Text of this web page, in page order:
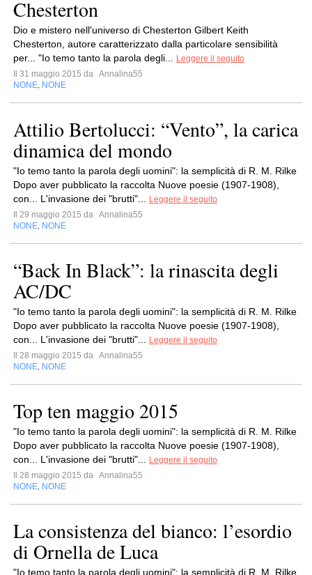
Chesterton
Dio e mistero nell'universo di Chesterton Gilbert Keith
Chesterton, autore caratterizzato dalla particolare sensibilità
per... "Io temo tanto la parola degli...
Leggere il seguito
Il 31 maggio 2015 da Annalina55
NONE NONE
Attilio Bertolucci: “Vento”, la carica
dinamica del mondo
"Io temo tanto la parola degli uomini": la semplicità di R. M. Rilke
Dopo aver pubblicato la raccolta Nuove poesie (1907-1908),
con... L'invasione dei "brutti"...
Leggere il seguito
Il 29 maggio 2015 da Annalina55
NONE NONE
“Back In Black”: la rinascita degli
AC/DC
"Io temo tanto la parola degli uomini": la semplicità di R. M. Rilke
Dopo aver pubblicato la raccolta Nuove poesie (1907-1908),
con... L'invasione dei "brutti"...
Leggere il seguito
Il 28 maggio 2015 da Annalina55
NONE NONE
Top ten maggio 2015
"Io temo tanto la parola degli uomini": la semplicità di R. M. Rilke
Dopo aver pubblicato la raccolta Nuove poesie (1907-1908),
con... L'invasione dei "brutti"...
Leggere il seguito
Il 28 maggio 2015 da Annalina55
NONE NONE
La consistenza del bianco: l’esordio
di Ornella de Luca
"Io temo tanto la parola degli uomini": la semplicità di R. M. Rilke